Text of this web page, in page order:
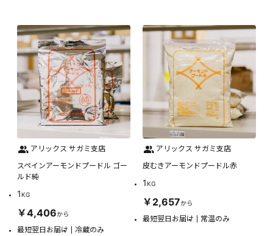
アリックス サガミ支店
スペインアーモンドプードル ゴー
ルド純
1KG
￥4,406から
最短翌日お届け 冷蔵のみ
アリックス サガミ支店
皮むきアーモンドプードル赤
1KG
￥2,657から
最短翌日お届け 常温のみ